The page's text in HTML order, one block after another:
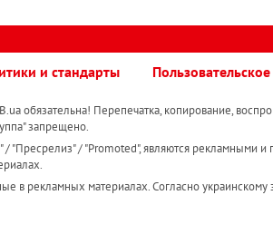
и стандарты
обязательна! Перепечатка, копирование,
запрещено.
/ "Promoted", являются рекламными и
рекламных материалах. Согласно украинскому